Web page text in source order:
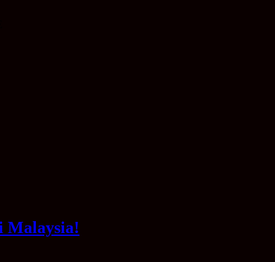
Malaysia!